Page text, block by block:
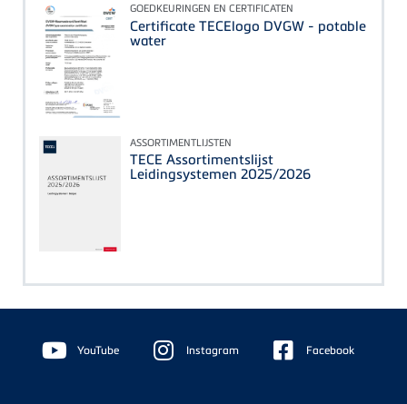
GOEDKEURINGEN EN CERTIFICATEN
Certificate TECElogo DVGW - potable
water
ASSORTIMENTLIJSTEN
TECE Assortimentslijst
Leidingsystemen 2025/2026
Floating
Sidebar YouTube Instagram Facebook